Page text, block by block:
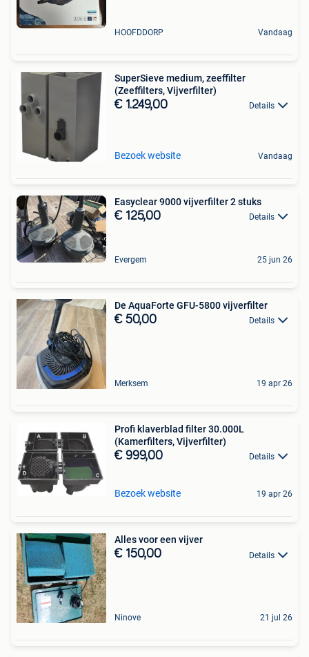
HOOFDDORP Vandaag
SuperSieve medium, zeeffilter
(Zeeffilters, Vijverfilter)
€ 1.249,00 Details
Bezoek website Vandaag
Easyclear 9000 vijverfilter 2 stuks
€ 125,00 Details
Evergem 25 jun 26
De AquaForte GFU-5800 vijverfilter
€ 50,00 Details
Merksem 19 apr 26
Profi klaverblad filter 30.000L
(Kamerfilters, Vijverfilter)
€ 999,00 Details
Bezoek website 19 apr 26
Alles voor een vijver
€ 150,00 Details
Ninove 21 jul 26